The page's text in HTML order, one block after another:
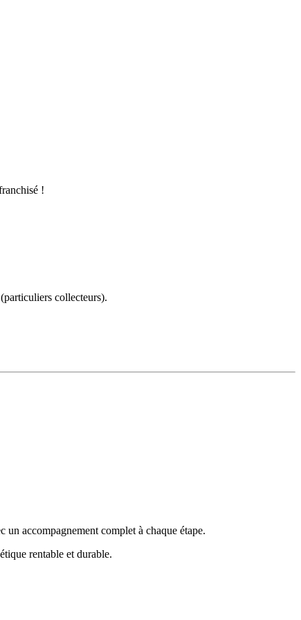
!
collecteurs).
accompagnement complet à chaque étape.
rentable et durable.